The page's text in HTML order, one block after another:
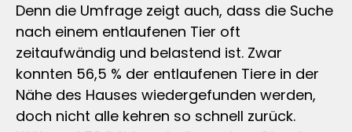
Denn die Umfrage zeigt auch, dass die Suche
nach einem entlaufenen Tier oft
zeitaufwändig und belastend ist. Zwar
konnten 56,5 % der entlaufenen Tiere in der
Nähe des Hauses wiedergefunden werden,
doch nicht alle kehren so schnell zurück.